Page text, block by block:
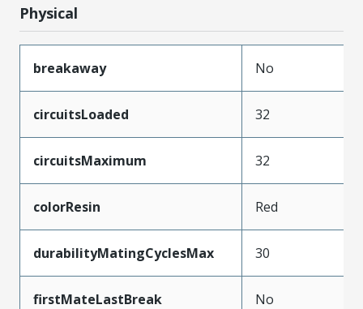
Physical
breakaway No
circuitsLoaded 32
circuitsMaximum 32
colorResin Red
durabilityMatingCyclesMax 30
firstMateLastBreak No